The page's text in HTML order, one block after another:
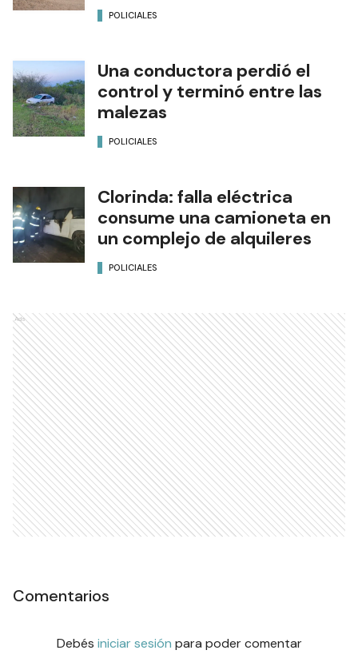
POLICIALES
Una conductora perdió el
control y terminó entre las
malezas
POLICIALES
Clorinda: falla eléctrica
consume una camioneta en
un complejo de alquileres
POLICIALES
Ads
Comentarios
Debés iniciar sesión para poder comentar